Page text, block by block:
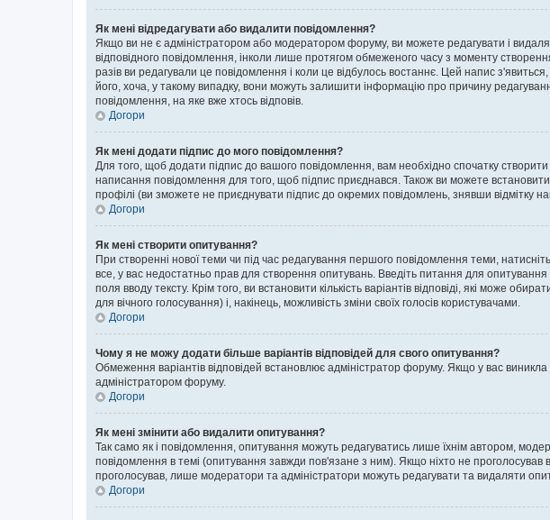
Як мені відредагувати або видалити повідомлення?
Якщо ви не є адміністратором або модератором форуму, ви можете редагувати і
відповідного повідомлення, інколи лише протягом обмеженого часу з моменту
разів ви редагували це повідомлення і коли це відбулось востаннє. Цей напис
його, хоча, у такому випадку, вони можуть залишити інформацію про причину
повідомлення, на яке вже хтось відповів.
Догори
Як мені додати підпис до мого повідомлення?
Для того, щоб додати підпис до вашого повідомлення, вам необхідно спочатку
написання повідомлення для того, щоб підпис приєднався. Також ви можете
профілі (ви зможете не приєднувати підпис до окремих повідомлень, знявши відмітку
Догори
Як мені створити опитування?
При створенні нової теми чи під час редагування першого повідомлення теми, натисніть
все, у вас недостатньо прав для створення опитувань. Введіть питання для опитування
поля вводу тексту. Крім того, ви встановити кількість варіантів відповіді, які може
для вічного голосування) і, накінець, можливість зміни своїх голосів користувачами.
Догори
Чому я не можу додати більше варіантів відповідей для свого опитування?
Обмеження варіантів відповідей встановлює адміністратор форуму. Якщо у вас
адміністратором форуму.
Догори
Як мені змінити або видалити опитування?
Так само як і повідомлення, опитування можуть редагуватись лише їхнім автором,
повідомлення в темі (опитування завжди пов'язане з ним). Якщо ніхто не проголосував
проголосував, лише модератори та адміністратори можуть редагувати та видаляти
Догори